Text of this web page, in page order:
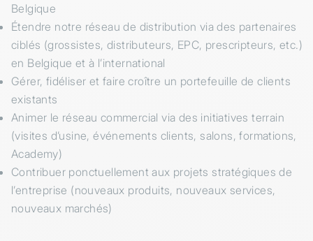
Belgique
Étendre notre réseau de distribution via des partenaires
ciblés (grossistes, distributeurs, EPC, prescripteurs, etc.)
en Belgique et à l’international
Gérer, fidéliser et faire croître un portefeuille de clients
existants
Animer le réseau commercial via des initiatives terrain
(visites d’usine, événements clients, salons, formations,
Academy)
Contribuer ponctuellement aux projets stratégiques de
l’entreprise (nouveaux produits, nouveaux services,
nouveaux marchés)